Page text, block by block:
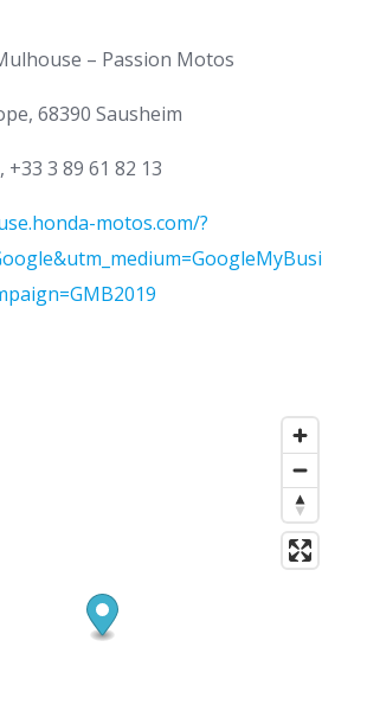
– Passion Motos
68390 Sausheim
+33 3 89 61 82 13
motos.com/?